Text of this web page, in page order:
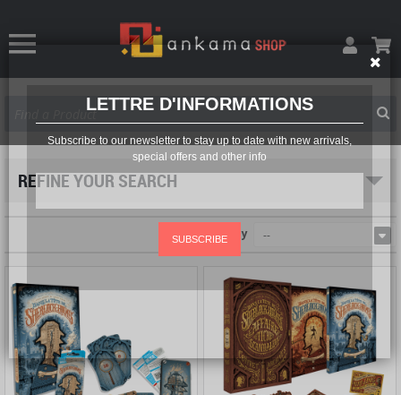
LETTRE D'INFORMATIONS
Subscribe to our newsletter to stay up to date with new arrivals,
special offers and other info
SUBSCRIBE
REFINE YOUR SEARCH
Sort by --